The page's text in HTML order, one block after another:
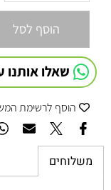
הוסף לסל
שאלו אותנו
הוסף לרשימת
משלוחים